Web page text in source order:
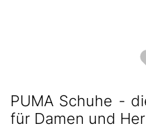
PUMA Schuhe -
für Damen und